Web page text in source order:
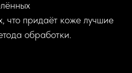
что придаёт коже лучшие
обработки.